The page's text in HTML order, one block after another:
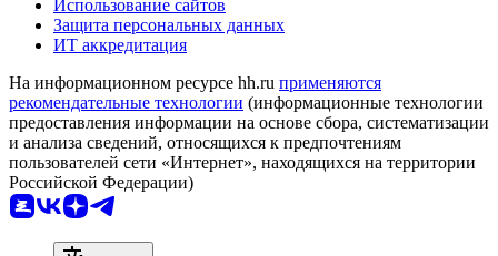
Использование сайтов
Защита персональных данных
ИТ аккредитация
На информационном ресурсе hh.ru применяются
рекомендательные технологии (информационные технологии
предоставления информации на основе сбора, систематизации
и анализа сведений, относящихся к предпочтениям
пользователей сети «Интернет», находящихся на территории
Российской Федерации)